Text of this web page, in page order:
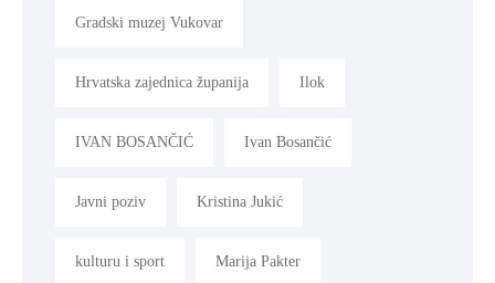
Gradski muzej Vukovar
Hrvatska zajednica županija Ilok
IVAN BOSANČIĆ Ivan Bosančić
Javni poziv Kristina Jukić
kulturu i sport Marija Pakter